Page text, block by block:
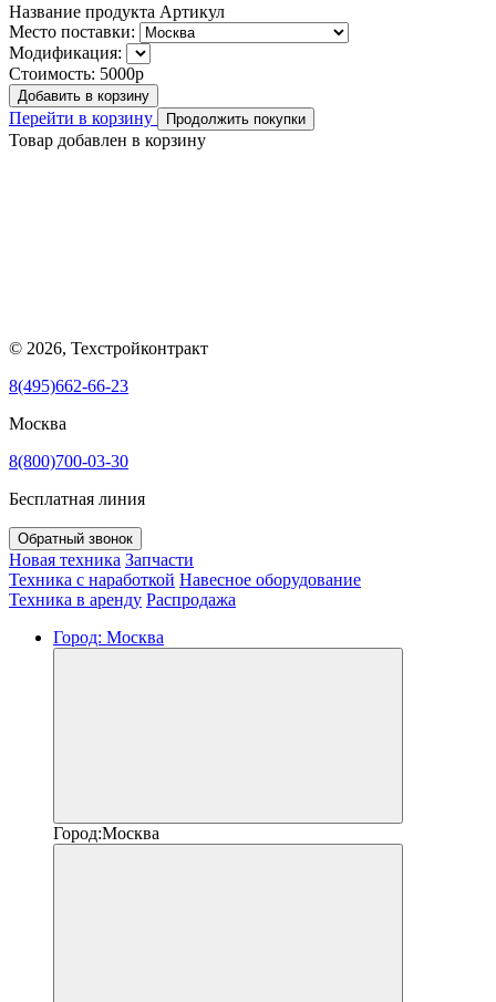
Название продукта Артикул
Место поставки:
Модификация:
Стоимость: 5000р
Добавить в корзину
Перейти в корзину Продолжить покупки
Товар добавлен в корзину
© 2026, Техстройконтракт
8(495)662-66-23
Москва
8(800)700-03-30
Бесплатная линия
Обратный звонок
Новая техника Запчасти
Техника с наработкой Навесное оборудование
Техника в аренду Распродажа
Город: Москва
Город:Москва